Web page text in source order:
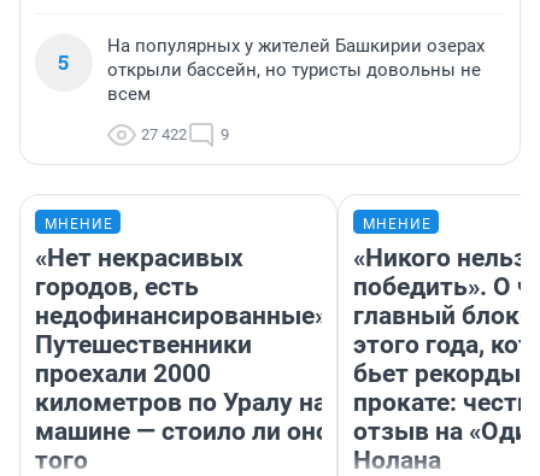
5
На популярных у жителей Башкирии озерах
открыли бассейн, но туристы довольны не
всем
27 422 9
МНЕНИЕ
«Нет некрасивых
городов, есть
недофинансированные».
Путешественники
проехали 2000
километров по Уралу на
машине — стоило ли оно
того
МНЕНИЕ
«Никого нельзя
победить». О
главный
этого года,
бьет рекорды в
прокате:
отзыв на
Нолана